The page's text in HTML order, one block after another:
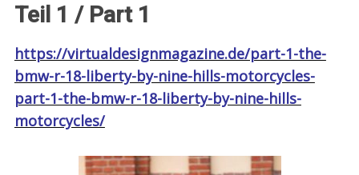
Teil 1 / Part 1
https://virtualdesignmagazine.de/part-1-the-
bmw-r-18-liberty-by-nine-hills-motorcycles-
part-1-the-bmw-r-18-liberty-by-nine-hills-
motorcycles/